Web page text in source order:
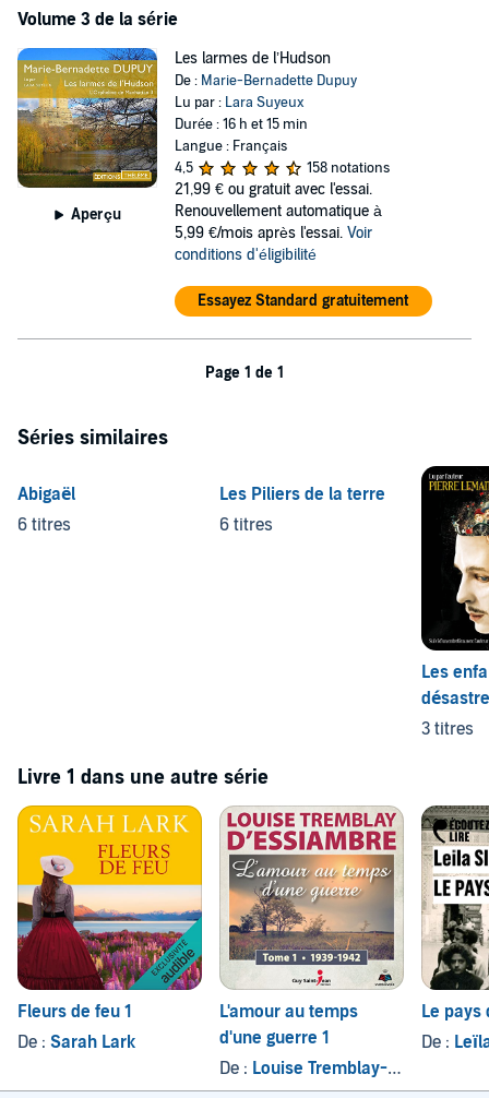
Volume 3 de la série
Aperçu
Les larmes de l’Hudson
De : Marie-Bernadette Dupuy
Lu par : Lara Suyeux
Durée : 16 h et 15 min
Langue : Français
4,5
158 notations
21,99 € ou gratuit avec l'essai.
Renouvellement automatique à
5,99 €/mois après l'essai. Voir
conditions d'éligibilité
Essayez Standard gratuitement
Page 1 de 1
Séries similaires
Abigaël
6 titres
Les Piliers de la terre
6 titres
Les
désastre
3 titres
Livre 1 dans une autre série
Fleurs de feu 1
De : Sarah Lark
L'amour au temps
d'une guerre 1
De : Louise Tremblay-D'Essiambre
Le pays
De :